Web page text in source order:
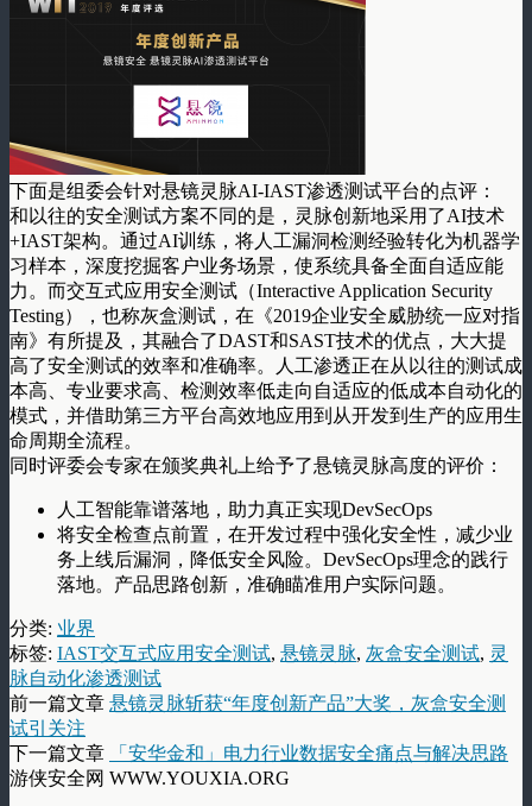
下面是组委会针对悬镜灵脉AI-IAST渗透测试平台的点评：
和以往的安全测试方案不同的是，灵脉创新地采用了AI技术
+IAST架构。通过AI训练，将人工漏洞检测经验转化为机器学
习样本，深度挖掘客户业务场景，使系统具备全面自适应能
力。而交互式应用安全测试（Interactive Application Security
Testing），也称灰盒测试，在《2019企业安全威胁统一应对指
南》有所提及，其融合了DAST和SAST技术的优点，大大提
高了安全测试的效率和准确率。人工渗透正在从以往的测试成
本高、专业要求高、检测效率低走向自适应的低成本自动化的
模式，并借助第三方平台高效地应用到从开发到生产的应用生
命周期全流程。
同时评委会专家在颁奖典礼上给予了悬镜灵脉高度的评价：
人工智能靠谱落地，助力真正实现DevSecOps
将安全检查点前置，在开发过程中强化安全性，减少业
务上线后漏洞，降低安全风险。DevSecOps理念的践行
落地。产品思路创新，准确瞄准用户实际问题。
分类: 业界
标签: IAST交互式应用安全测试, 悬镜灵脉, 灰盒安全测试, 灵
脉自动化渗透测试
前一篇文章 悬镜灵脉斩获“年度创新产品”大奖，灰盒安全测
试引关注
下一篇文章
「安华金和」电力行业数据安全痛点与解决思路
游侠安全网 WWW.YOUXIA.ORG